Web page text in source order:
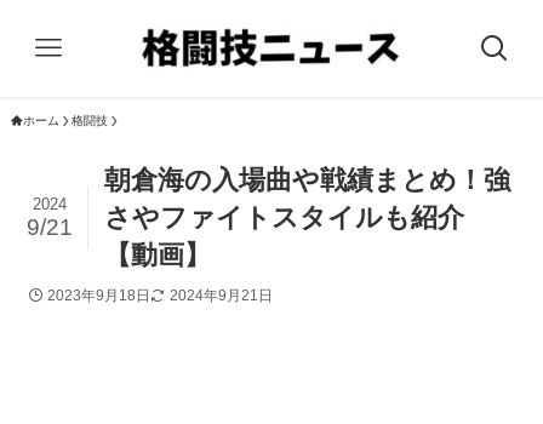
ホーム 格闘技
朝倉海の入場曲や戦績まとめ！強
さやファイトスタイルも紹介
【動画】
2024
9/21
2023年9月18日 2024年9月21日